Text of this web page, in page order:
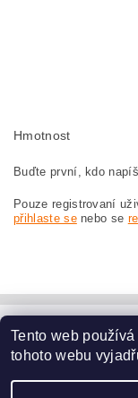
Hmotnost
Buďte první, kdo
Pouze registrovaní
přihlaste senebo se
www.nahradni-
Tento web
tohoto webu